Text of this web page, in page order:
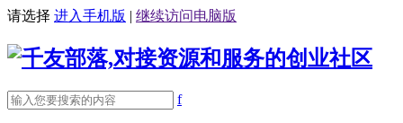
请选择 进入手机版 | 继续访问电脑版
f